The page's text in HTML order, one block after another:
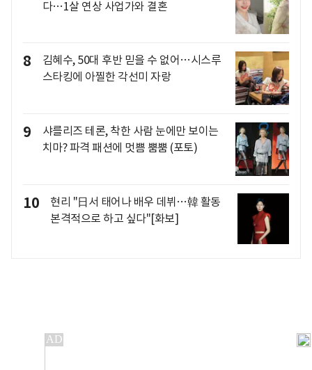
다…1살 연상 사업가와 결혼
8
김혜수, 50대 후반 믿을 수 없어…시스루
스타킹에 아찔한 각선미 자랑
9
샤를리즈 테론, 착한 사람 눈에만 보이는
치마? 파격 패션에 멋쁨 뿜뿜 (포토)
10
현리 "日서 태어나 배우 데뷔…韓 활동
본격적으로 하고 싶다"[화보]